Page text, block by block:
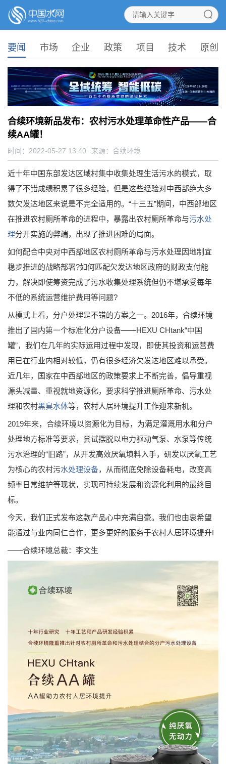
要闻 市场 企业 政策 项目 技术 原创
合续环境新品发布：农村污水处理革命性产品——合
续AA罐！
时间：2022-05-27 13:40 来源： 合续环境
近十年中国东部发达区域村集中收集处理生活污水的模式，取
得了不错成绩积累了很多经验，但是这些经验对中西部绝大多
数欠发达地区来说是不完全适用的。“十三五”期间，中西部地区
在推进农村厕所革命的进程中，暴露出农村厕所革命与污水处
理分开实施的弊端，出现了推进困难的局面。
如何配合中央对中西部地区农村厕所革命与污水处理因地制宜
稳步推进的战略部署?如何匹配欠发达地区政府的财政支付能
力，解决即使筹资完成了污水收集处理系统但仍不堪承受每年
不低的系统运营维护费用等问题?
从模式上看，分户处理是不错的方案之一。2016年，合续环境
推出了国内第一个标准化分户设备——HEXU CHtank“中国
罐”，我们在几年的实际运用过程中发现，即使其投资和运营费
用已在行业内相对较低，仍有很多经济欠发达地区难以承受。
近几年，国家在中西部地区的政策要求上不断完善，倡导重视
源头减量、重视就地资源化，要求科学推进厕所革命、污水处
理和农村黑臭水体等，农村人居环境提升工作迎来新机。
2019年来，合续环境以资源化为目标，为满足灌溉用水和分户
处理地方标准等要求，尝试摆脱以电力驱动气泵、水泵等传统
污水治理的“旧路”，从开发高效厌氧填料入手，研发以厌氧工艺
为核心的农村污水处理设备，从而彻底免除设备耗电，改变高
频率日常维护等现状，实现可持续发展和资源化利用的最终目
标。
今天，我们正式发布这款产品心中充满自豪。我们也由衷希望
能通过与业内同仁合作，更多更好的服务于农村人居环境提升!
——合续环境总裁：李文生